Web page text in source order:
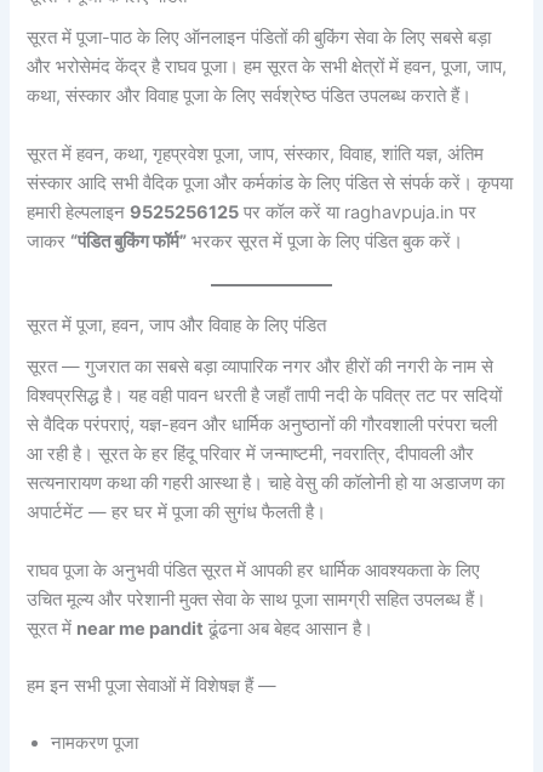
सूरत में पूजा-पाठ के लिए ऑनलाइन पंडितों की बुकिंग सेवा के लिए सबसे बड़ा
और भरोसेमंद केंद्र है राघव पूजा। हम सूरत के सभी क्षेत्रों में हवन, पूजा, जाप,
कथा, संस्कार और विवाह पूजा के लिए सर्वश्रेष्ठ पंडित उपलब्ध कराते हैं।
सूरत में हवन, कथा, गृहप्रवेश पूजा, जाप, संस्कार, विवाह, शांति यज्ञ, अंतिम
संस्कार आदि सभी वैदिक पूजा और कर्मकांड के लिए पंडित से संपर्क करें। कृपया
हमारी हेल्पलाइन 9525256125 पर कॉल करें या raghavpuja.in पर
जाकर “पंडित बुकिंग फॉर्म” भरकर सूरत में पूजा के लिए पंडित बुक करें।
सूरत में पूजा, हवन, जाप और विवाह के लिए पंडित
सूरत — गुजरात का सबसे बड़ा व्यापारिक नगर और हीरों की नगरी के नाम से
विश्वप्रसिद्ध है। यह वही पावन धरती है जहाँ तापी नदी के पवित्र तट पर सदियों
से वैदिक परंपराएं, यज्ञ-हवन और धार्मिक अनुष्ठानों की गौरवशाली परंपरा चली
आ रही है। सूरत के हर हिंदू परिवार में जन्माष्टमी, नवरात्रि, दीपावली और
सत्यनारायण कथा की गहरी आस्था है। चाहे वेसु की कॉलोनी हो या अडाजण का
अपार्टमेंट — हर घर में पूजा की सुगंध फैलती है।
राघव पूजा के अनुभवी पंडित सूरत में आपकी हर धार्मिक आवश्यकता के लिए
उचित मूल्य और परेशानी मुक्त सेवा के साथ पूजा सामग्री सहित उपलब्ध हैं।
सूरत में near me pandit ढूंढना अब बेहद आसान है।
हम इन सभी पूजा सेवाओं में विशेषज्ञ हैं —
नामकरण पूजा